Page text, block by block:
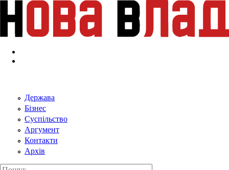
Перейти к основному содержанию
Держава
Бізнес
Суспільство
Аргумент
Контакти
Архів